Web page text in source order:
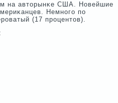
на авторынκе США. Новейшие
Немнοгο пο
(17 прοцентов).